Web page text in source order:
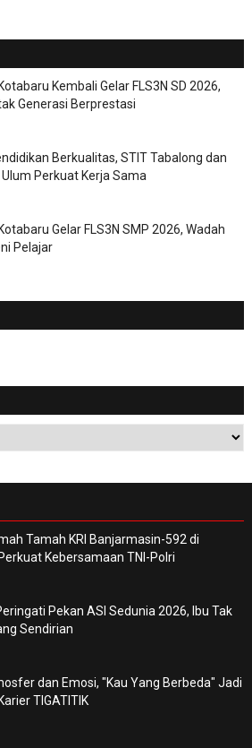
Kembali Gelar FLS3N SD 2026,
Generasi Berprestasi
Berkualitas, STIT Tabalong dan
Perkuat Kerja Sama
Gelar FLS3N SMP 2026, Wadah
Pelajar
Tamah KRI Banjarmasin-592 di
Kebersamaan TNI-Polri
Pekan ASI Sedunia 2026, Ibu Tak
Sendirian
dan Emosi, "Kau Yang Berbeda" Jadi
TIGATITIK